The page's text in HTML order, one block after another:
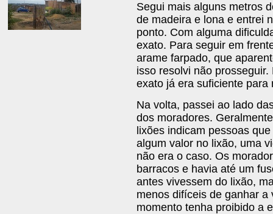
Segui mais alguns metros
de madeira e lona e entrei
ponto. Com alguma
exato. Para seguir em
arame farpado, que
isso resolvi não
exato já era suficiente para
Na volta, passei ao lado
dos moradores.
lixões indicam pessoas
algum valor no lixão, uma
não era o caso. Os
barracos e havia até um
antes vivessem do lixão,
menos difíceis de ganhar
momento tenha proibido a